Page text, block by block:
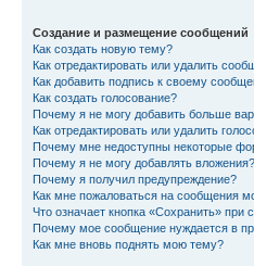
Создание и размещение сообщений
Как создать новую тему?
Как отредактировать или удалить
Как добавить подпись к своему
Как создать голосование?
Почему я не могу добавить больше
Как отредактировать или удалить
Почему мне недоступны некоторые
Почему я не могу добавлять вложения?
Почему я получил предупреждение?
Как мне пожаловаться на сообщения
Что означает кнопка «Сохранить» при
Почему мое сообщение нуждается в
Как мне вновь поднять мою тему?